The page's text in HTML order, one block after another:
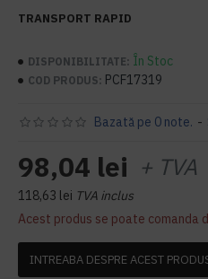
TRANSPORT RAPID
DISPONIBILITATE: În Stoc
COD PRODUS: PCF17319
Bazată pe 0 note. -
98,04 lei + TVA
118,63 lei TVA inclus
Acest produs se poate comanda
INTREABA DESPRE ACEST